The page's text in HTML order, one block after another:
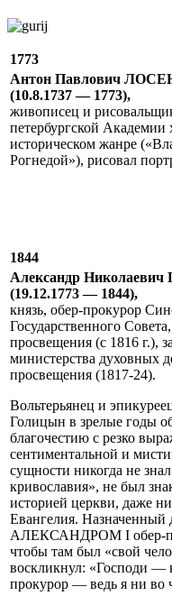
1773
Антон Павлович
(10.8.1737 — 1773),
живописец и
петербургской Академии
историческом жанре
Рогнедой»), рисовал
1844
Александр
(19.12.1773 — 1844),
князь, обер-прокурор
Государственного
просвещения (c 1816 г.),
министерства духовных
просвещения (1817-24).
Вольтерьянец и
Голицын в зрелые годы
благочестию с резко
сентиментальной и
сущности никогда не
кривославия», не был
историей церкви, даже
Евангелия. Назначенный
АЛЕКСАНДРОМ I обер-
чтобы там был «свой
воскликнул: «Господи —
прокурор — ведь я ни во